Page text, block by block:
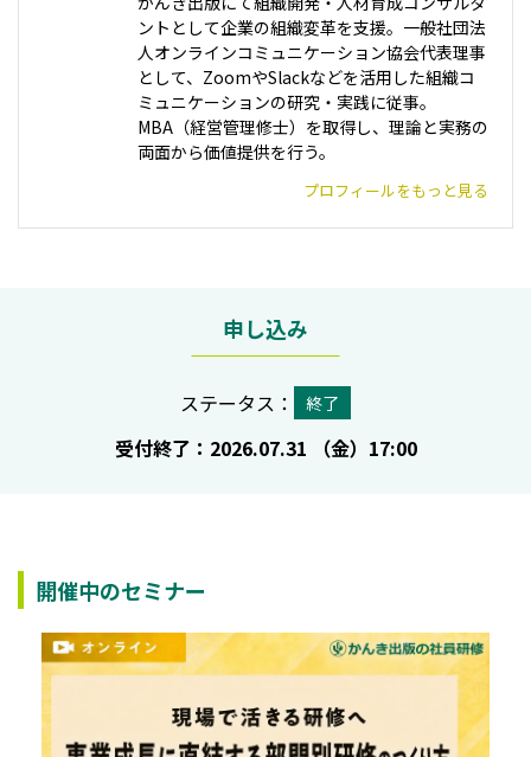
ントとして企業の組織変革を支援。一般社団法
人オンラインコミュニケーション協会代表理事
として、ZoomやSlackなどを活用した組織コ
ミュニケーションの研究・実践に従事。
MBA（経営管理修士）を取得し、理論と実務の
両面から価値提供を行う。
プロフィールをもっと見る
申し込み
ステータス： 終了
受付終了：2026.07.31 （金）17:00
開催中のセミナー